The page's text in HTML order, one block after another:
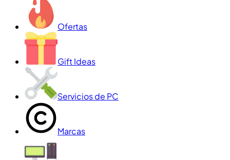
Ofertas
Gift Ideas
Servicios de PC
Marcas